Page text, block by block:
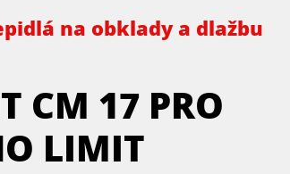
na obklady a dlažbu
CM 17 PRO
LIMIT